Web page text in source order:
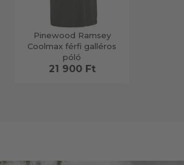
Pinewood Ramsey
Coolmax férfi galléros
póló
21 900 Ft